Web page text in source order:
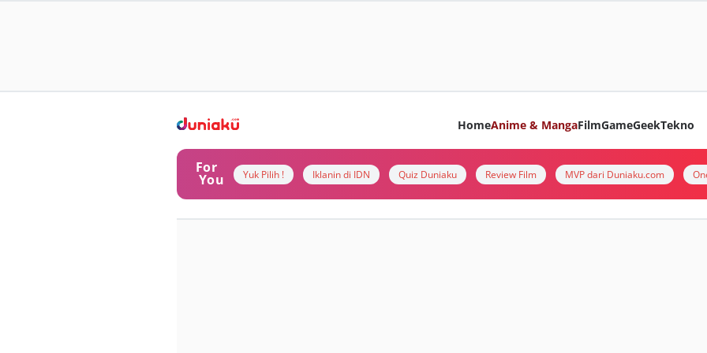
HomeAnime & MangaFilmGameGeekTekno
For
You Yuk Pilih ! Iklanin di IDN Quiz Duniaku Review Film MVP dari Duniaku.com